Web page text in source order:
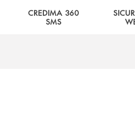
CREDIMA 360
SMS